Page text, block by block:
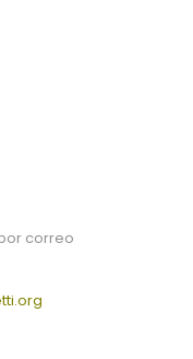
correo